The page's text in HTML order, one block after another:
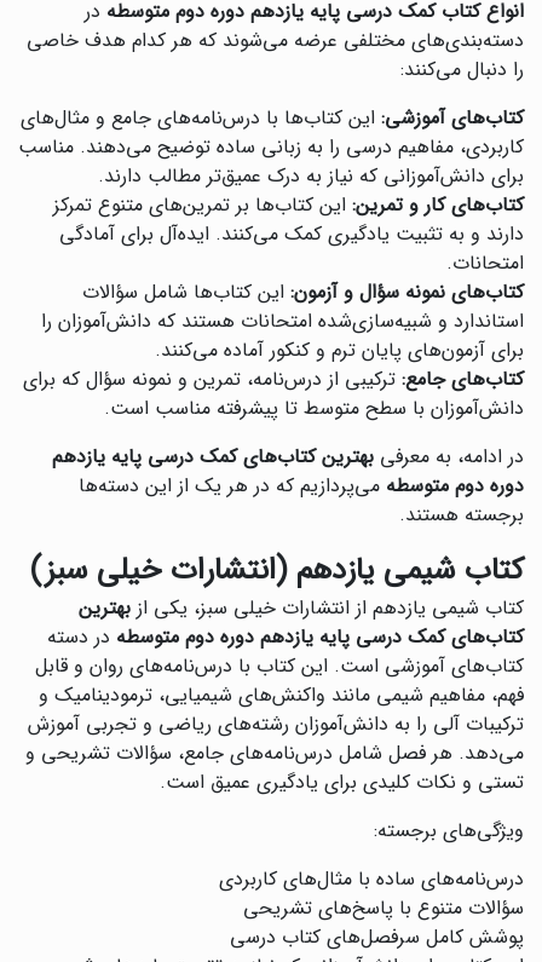
انواع کتاب کمک درسی پایه یازدهم دوره دوم متوسطه در
دسته‌بندی‌های مختلفی عرضه می‌شوند که هر کدام هدف خاصی
را دنبال می‌کنند:
کتاب‌های آموزشی: این کتاب‌ها با درس‌نامه‌های جامع و مثال‌های
کاربردی، مفاهیم درسی را به زبانی ساده توضیح می‌دهند. مناسب
برای دانش‌آموزانی که نیاز به درک عمیق‌تر مطالب دارند.
کتاب‌های کار و تمرین: این کتاب‌ها بر تمرین‌های متنوع تمرکز
دارند و به تثبیت یادگیری کمک می‌کنند. ایده‌آل برای آمادگی
امتحانات.
کتاب‌های نمونه سؤال و آزمون: این کتاب‌ها شامل سؤالات
استاندارد و شبیه‌سازی‌شده امتحانات هستند که دانش‌آموزان را
برای آزمون‌های پایان ترم و کنکور آماده می‌کنند.
کتاب‌های جامع: ترکیبی از درس‌نامه، تمرین و نمونه سؤال که برای
دانش‌آموزان با سطح متوسط تا پیشرفته مناسب است.
در ادامه، به معرفی بهترین کتاب‌های کمک درسی پایه یازدهم
دوره دوم متوسطه می‌پردازیم که در هر یک از این دسته‌ها
برجسته هستند.
کتاب شیمی یازدهم (انتشارات خیلی سبز)
کتاب شیمی یازدهم از انتشارات خیلی سبز، یکی از بهترین
کتاب‌های کمک درسی پایه یازدهم دوره دوم متوسطه در دسته
کتاب‌های آموزشی است. این کتاب با درس‌نامه‌های روان و قابل
فهم، مفاهیم شیمی مانند واکنش‌های شیمیایی، ترمودینامیک و
ترکیبات آلی را به دانش‌آموزان رشته‌های ریاضی و تجربی آموزش
می‌دهد. هر فصل شامل درس‌نامه‌های جامع، سؤالات تشریحی و
تستی و نکات کلیدی برای یادگیری عمیق است.
ویژگی‌های برجسته:
درس‌نامه‌های ساده با مثال‌های کاربردی
سؤالات متنوع با پاسخ‌های تشریحی
پوشش کامل سرفصل‌های کتاب درسی